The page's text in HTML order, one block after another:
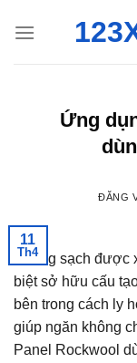
qua
Ứng
ĐĂNG
11
Th4
Phòng sạch được
biệt sở hữu cấu
bên trong cách ly
giúp ngăn không
Panel Rockwool